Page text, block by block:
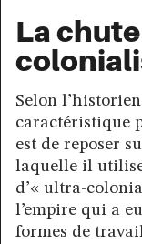
La
Selon
caractéristique
est de reposer
laquelle il
d’« ultra-
l’empire qui a
formes de